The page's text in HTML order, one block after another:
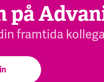
på
framtida